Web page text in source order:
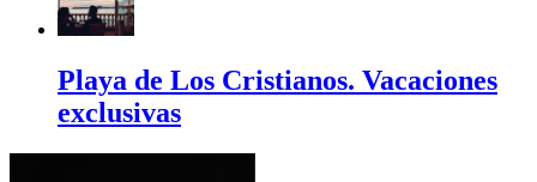
Playa de Los Cristianos. Vacaciones
exclusivas